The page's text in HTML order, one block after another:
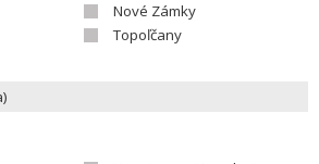
Nové Zámky
Topoľčany